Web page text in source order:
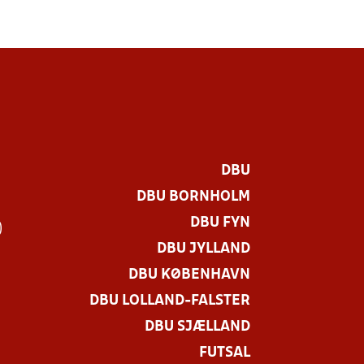
DBU
DBU BORNHOLM
DBU FYN
DBU JYLLAND
DBU KØBENHAVN
DBU LOLLAND-FALSTER
DBU SJÆLLAND
FUTSAL